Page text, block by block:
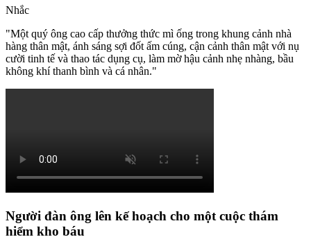
Nhắc
"Một quý ông cao cấp thưởng thức mì ống trong khung cảnh nhà
hàng thân mật, ánh sáng sợi đốt ấm cúng, cận cảnh thân mật với nụ
cười tinh tế và thao tác dụng cụ, làm mờ hậu cảnh nhẹ nhàng, bầu
không khí thanh bình và cá nhân."
Người đàn ông lên kế hoạch cho một cuộc thám
hiểm kho báu